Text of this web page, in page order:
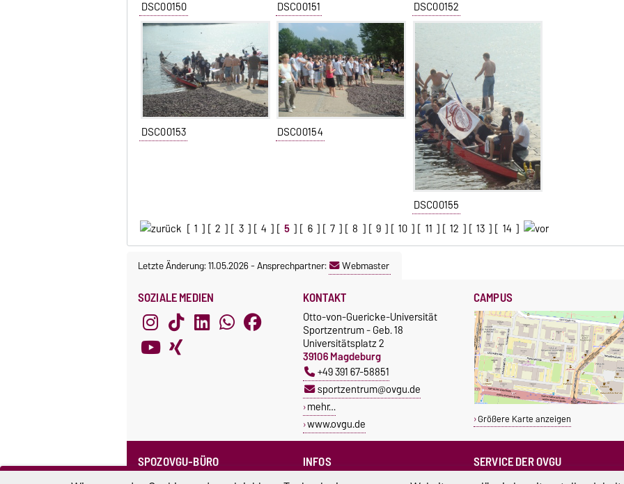
DSC00150 DSC00151 DSC00152
DSC00153 DSC00154
DSC00155
[ 1 ] [ 2 ] [ 3 ] [ 4 ] [ 5 ] [ 6 ] [ 7 ] [ 8 ] [ 9 ] [ 10 ] [ 11 ] [ 12 ] [ 13 ] [ 14 ]
Letzte Änderung: 11.05.2026-Ansprechpartner: Webmaster
SOZIALE MEDIEN KONTAKT
Otto-von-Guericke-Universität
Sportzentrum - Geb. 18
Universitätsplatz 2
39106 Magdeburg
+49 391 67-58851
sportzentrum@ovgu.de
mehr…
www.ovgu.de
CAMPUS
Größere Karte anzeigen
SPOZOVGU-BÜRO INFOS SERVICE DER OVGU